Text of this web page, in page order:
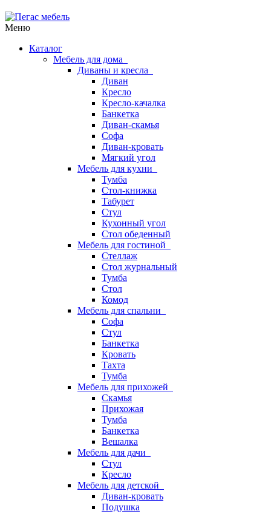
Меню
Каталог
Мебель для дома
Диваны и кресла
Диван
Кресло
Кресло-качалка
Банкетка
Диван-скамья
Софа
Диван-кровать
Мягкий угол
Мебель для кухни
Тумба
Стол-книжка
Табурет
Стул
Кухонный угол
Стол обеденный
Мебель для гостиной
Стеллаж
Стол журнальный
Тумба
Стол
Комод
Мебель для спальни
Софа
Стул
Банкетка
Кровать
Тахта
Тумба
Мебель для прихожей
Скамья
Прихожая
Тумба
Банкетка
Вешалка
Мебель для дачи
Стул
Кресло
Мебель для детской
Диван-кровать
Подушка